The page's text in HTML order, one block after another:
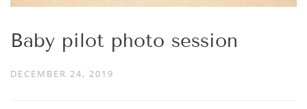
Baby pilot photo session
DECEMBER 24, 2019